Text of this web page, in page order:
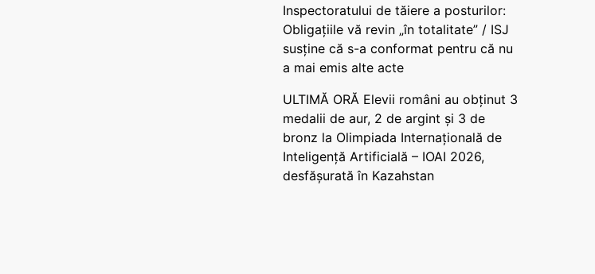
Inspectoratului de tăiere a posturilor:
Obligațiile vă revin „în totalitate” / ISJ
susține că s-a conformat pentru că nu
a mai emis alte acte
ULTIMĂ ORĂ Elevii români au obținut 3
medalii de aur, 2 de argint și 3 de
bronz la Olimpiada Internațională de
Inteligență Artificială – IOAI 2026,
desfășurată în Kazahstan